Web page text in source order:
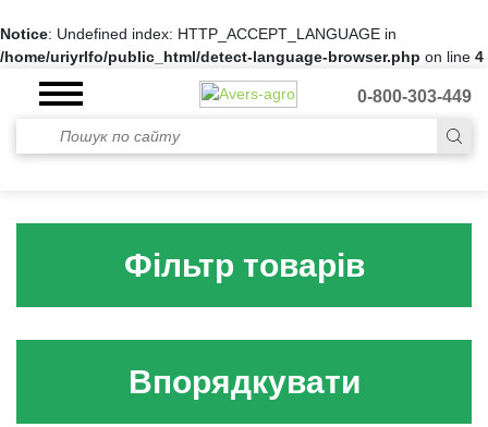
Notice: Undefined index: HTTP_ACCEPT_LANGUAGE in
/home/uriyrlfo/public_html/detect-language-browser.php on line 4
0-800-303-449
Фільтр товарів
Впорядкувати